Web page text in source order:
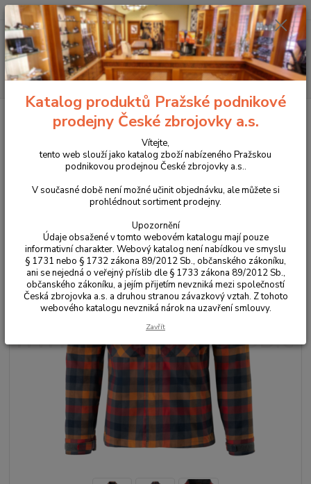
Menu
Hledat
+420 225 375 800
Košile Helikon MBDU
Košile Helikon MBDU
Katalog produktů Pražské podnikové
prodejny České zbrojovky a.s.
Vítejte,
tento web slouží jako katalog zboží nabízeného Pražskou
podnikovou prodejnou České zbrojovky a.s..
V současné době není možné učinit objednávku, ale můžete si
prohlédnout sortiment prodejny.
Upozornění
Údaje obsažené v tomto webovém katalogu mají pouze
informativní charakter. Webový katalog není nabídkou ve smyslu
§ 1731 nebo § 1732 zákona 89/2012 Sb., občanského zákoníku,
ani se nejedná o veřejný příslib dle § 1733 zákona 89/2012 Sb.,
občanského zákoníku, a jejím přijetím nevzniká mezi společností
Česká zbrojovka a.s. a druhou stranou závazkový vztah. Z tohoto
webového katalogu nevzniká nárok na uzavření smlouvy.
Zavřít